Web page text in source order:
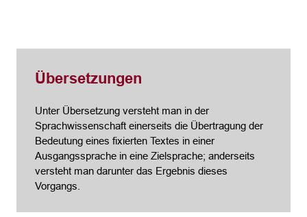
Übersetzungen
Unter Übersetzung versteht man in der
Sprachwissenschaft einerseits die Übertragung der
Bedeutung eines fixierten Textes in einer
Ausgangssprache in eine Zielsprache; anderseits
versteht man darunter das Ergebnis dieses
Vorgangs.